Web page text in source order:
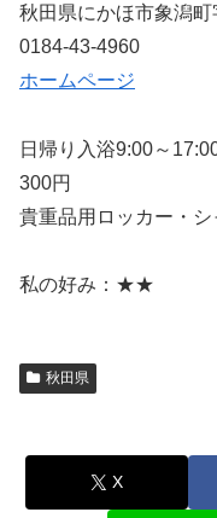
秋田県にかほ市象潟
0184-43-4960
ホームページ
日帰り入浴9:00～
300円
貴重品用ロッカー・
私の好み：★★
秋田県
X